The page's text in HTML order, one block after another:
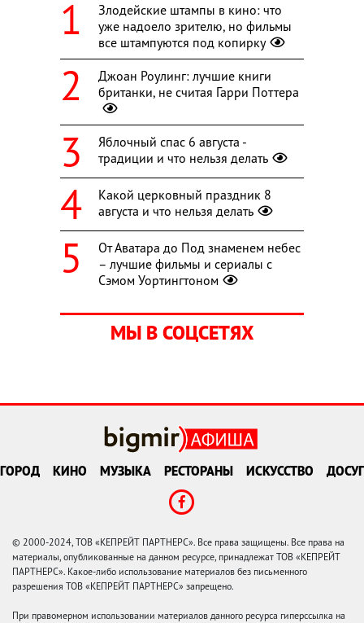
Злодейские штампы в кино: что
уже надоело зрителю, но фильмы
все штампуются под копирку
Джоан Роулинг: лучшие книги
британки, не считая Гарри Поттера
Яблочный спас 6 августа -
традиции и что нельзя делать
Какой церковный праздник 8
августа и что нельзя делать
От Аватара до Под знаменем небес
– лучшие фильмы и сериалы с
Сэмом Уортингтоном
МЫ В СОЦСЕТЯХ
ГОРОД КИНО МУЗЫКА РЕСТОРАНЫ ИСКУССТВО ДОСУГ
© 2000-2024, ТОВ «КЕПРЕЙТ ПАРТНЕРС». Все права защищены. Все права на
материалы, опубликованные на данном ресурсе, принадлежат ТОВ «КЕПРЕЙТ
ПАРТНЕРС». Какое-либо использование материалов без письменного
разрешения ТОВ «КЕПРЕЙТ ПАРТНЕРС» запрещено.
При правомерном использовании материалов данного ресурса гиперссылка на